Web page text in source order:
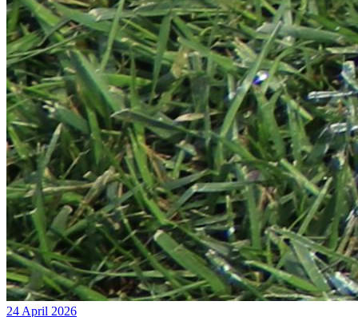
24 April 2026